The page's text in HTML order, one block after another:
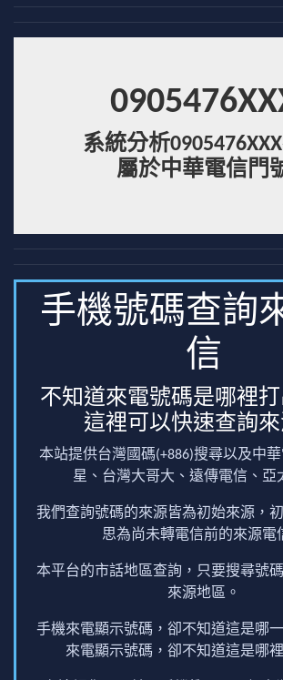
系統分析
屬於中華電信門
手機號碼查詢
信
不知道來電號碼是哪裡打
這裡可以快速查詢來
本站提供台灣國碼(+886)搜尋以及中
星、台灣大哥大、遠傳電信、亞
我們查詢號碼的來源皆為初始來源，
思為尚未轉電信前的來源電
本平台的市話地區查詢，只要搜尋號
來源地區。
手機來電顯示號碼，卻不知道這是哪
來電顯示號碼，卻不知道這是哪